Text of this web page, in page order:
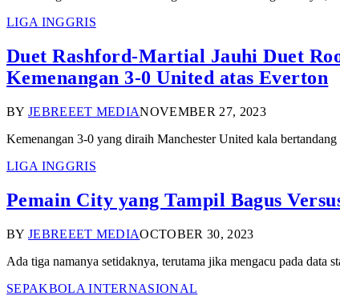
LIGA INGGRIS
Duet Rashford-Martial Jauhi Duet
Kemenangan 3-0 United atas Everton
BY JEBREEET MEDIANOVEMBER 27, 2023
Kemenangan 3-0 yang diraih Manchester United kala
LIGA INGGRIS
Pemain City yang Tampil Bagus
BY JEBREEET MEDIAOCTOBER 30, 2023
Ada tiga namanya setidaknya, terutama jika mengacu pada
SEPAKBOLA INTERNASIONAL